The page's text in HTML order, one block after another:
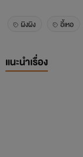
ผิงผิง อี้เหอ
แนะนำเรื่อง